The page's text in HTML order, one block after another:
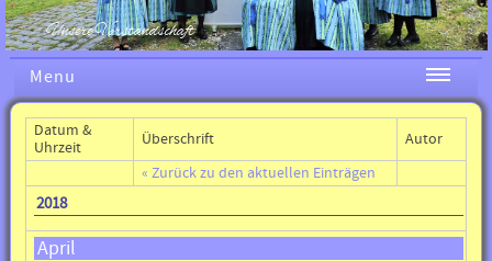
Unsere Vorstandschaft
Menu
Datum &
Uhrzeit
Überschrift
Autor
« Zurück zu den aktuellen Einträgen
2018
April